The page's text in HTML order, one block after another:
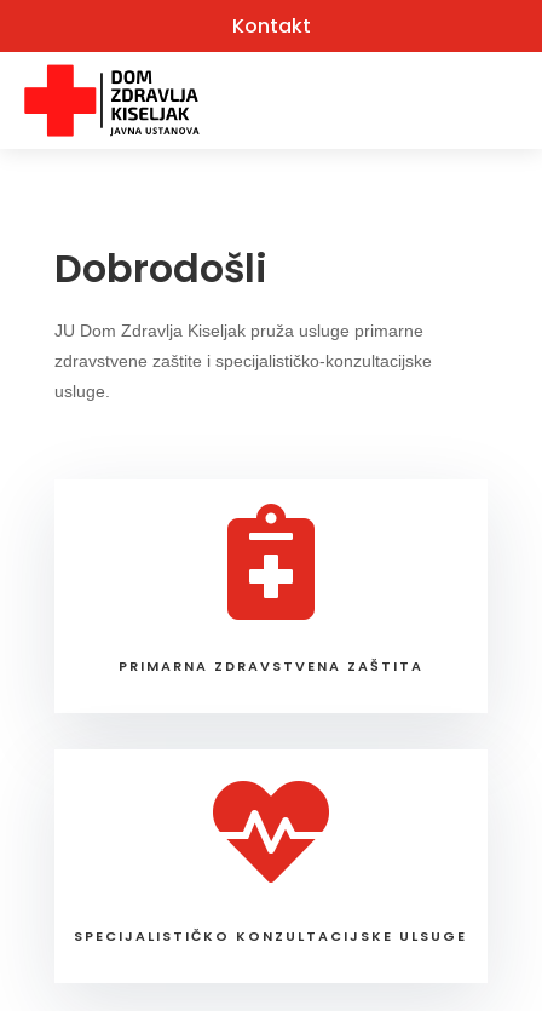
Kontakt
Dobrodošli
JU Dom Zdravlja Kiseljak pruža usluge primarne
zdravstvene zaštite i specijalističko-konzultacijske
usluge.

PRIMARNA ZDRAVSTVENA ZAŠTITA

SPECIJALISTIČKO KONZULTACIJSKE ULSUGE